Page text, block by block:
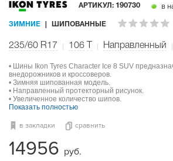
АРТИКУЛ: 190730 в
ЗИМНИЕ ШИПОВАННЫЕ
235/60 R17 106 Направленный
• Шины Ikon Tyres Character Ice 8 SUV
внедорожников и кроссоверов.
• Зимняя шипованная модель.
• Направленный протекторный рисунок.
• Увеличенное количество шипов.
Показать полностью
в закладки сравнить
14956 руб.